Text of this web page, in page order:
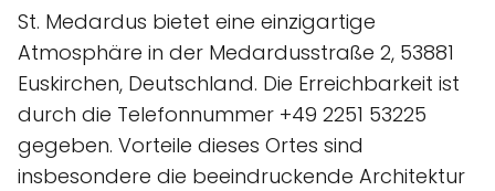
St. Medardus bietet eine einzigartige
Atmosphäre in der Medardusstraße 2, 53881
Euskirchen, Deutschland. Die Erreichbarkeit ist
durch die Telefonnummer +49 2251 53225
gegeben. Vorteile dieses Ortes sind
insbesondere die beeindruckende Architektur